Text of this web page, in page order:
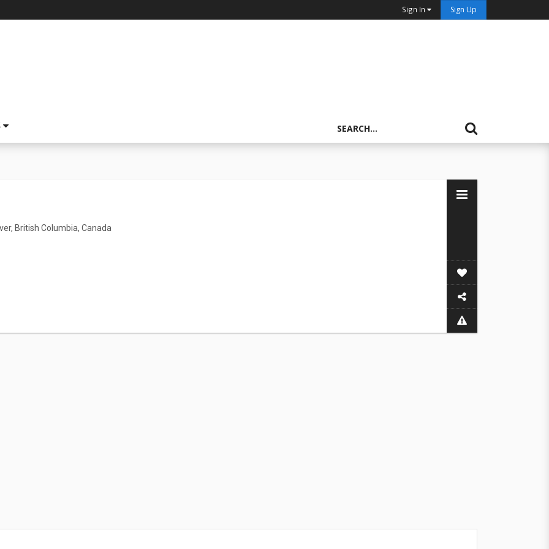
Sign In Sign Up
British Columbia, Canada